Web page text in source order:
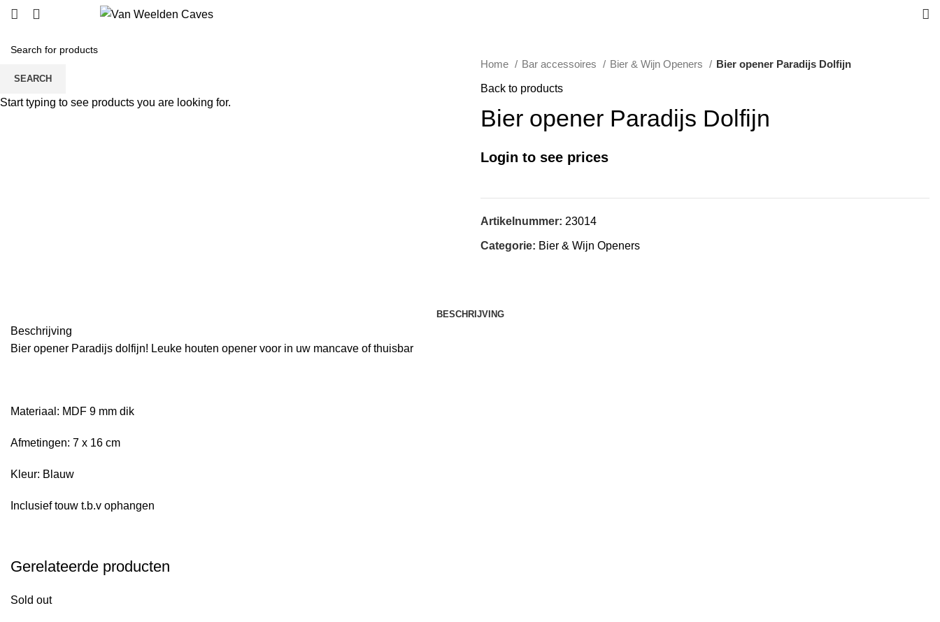
Click to enlarge
Home Bar accessoires Bier & Wijn Openers Bier opener Paradijs Dolfijn
Back to products
Bier opener Paradijs Dolfijn
Login to see prices
Artikelnummer: 23014
Categorie: Bier & Wijn Openers
BESCHRIJVING
Beschrijving
Bier opener Paradijs dolfijn! Leuke houten opener voor in uw mancave of thuisbar
Materiaal: MDF 9 mm dik
Afmetingen: 7 x 16 cm
Kleur: Blauw
Inclusief touw t.b.v ophangen
Gerelateerde producten
Sold out
SEARCH
Start typing to see products you are looking for.